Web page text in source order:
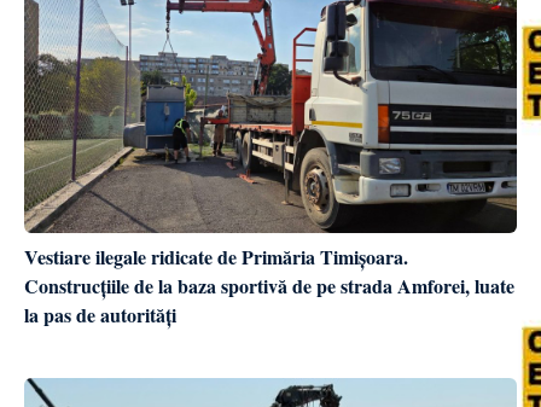
Vestiare ilegale ridicate de Primăria Timișoara.
Construcțiile de la baza sportivă de pe strada Amforei, luate
la pas de autorități